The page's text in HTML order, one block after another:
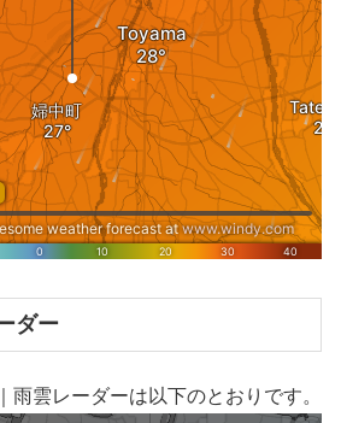
ダー
雨雲レーダーは以下のとおりです。